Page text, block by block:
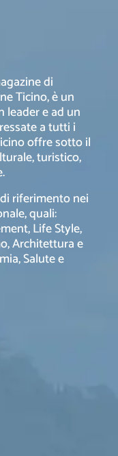
di
Ticino, è un
e ad un
a tutti i
offre sotto il
turistico,
riferimento nei
quali:
Life Style,
Architettura e
Salute e